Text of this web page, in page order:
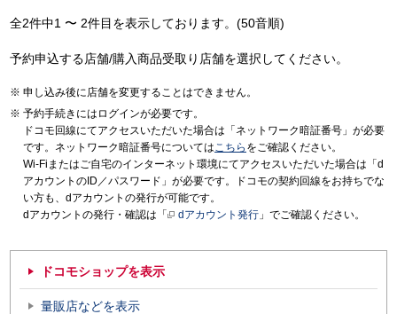
全2件中1 〜 2件目を表示しております。(50音順)
予約申込する店舗/購入商品受取り店舗を選択してください。
申し込み後に店舗を変更することはできません。
予約手続きにはログインが必要です。
ドコモ回線にてアクセスいただいた場合は「ネットワーク暗証番号」が必要
です。ネットワーク暗証番号についてはこちら をご確認ください。
Wi-Fiまたはご自宅のインターネット環境にてアクセスいただいた場合は「d
アカウントのID／パスワード」が必要です。ドコモの契約回線をお持ちでな
い方も、dアカウントの発行が可能です。
dアカウントの発行・確認は「
dアカウント発行 」でご確認ください。
ドコモショップを表示
量販店などを表示